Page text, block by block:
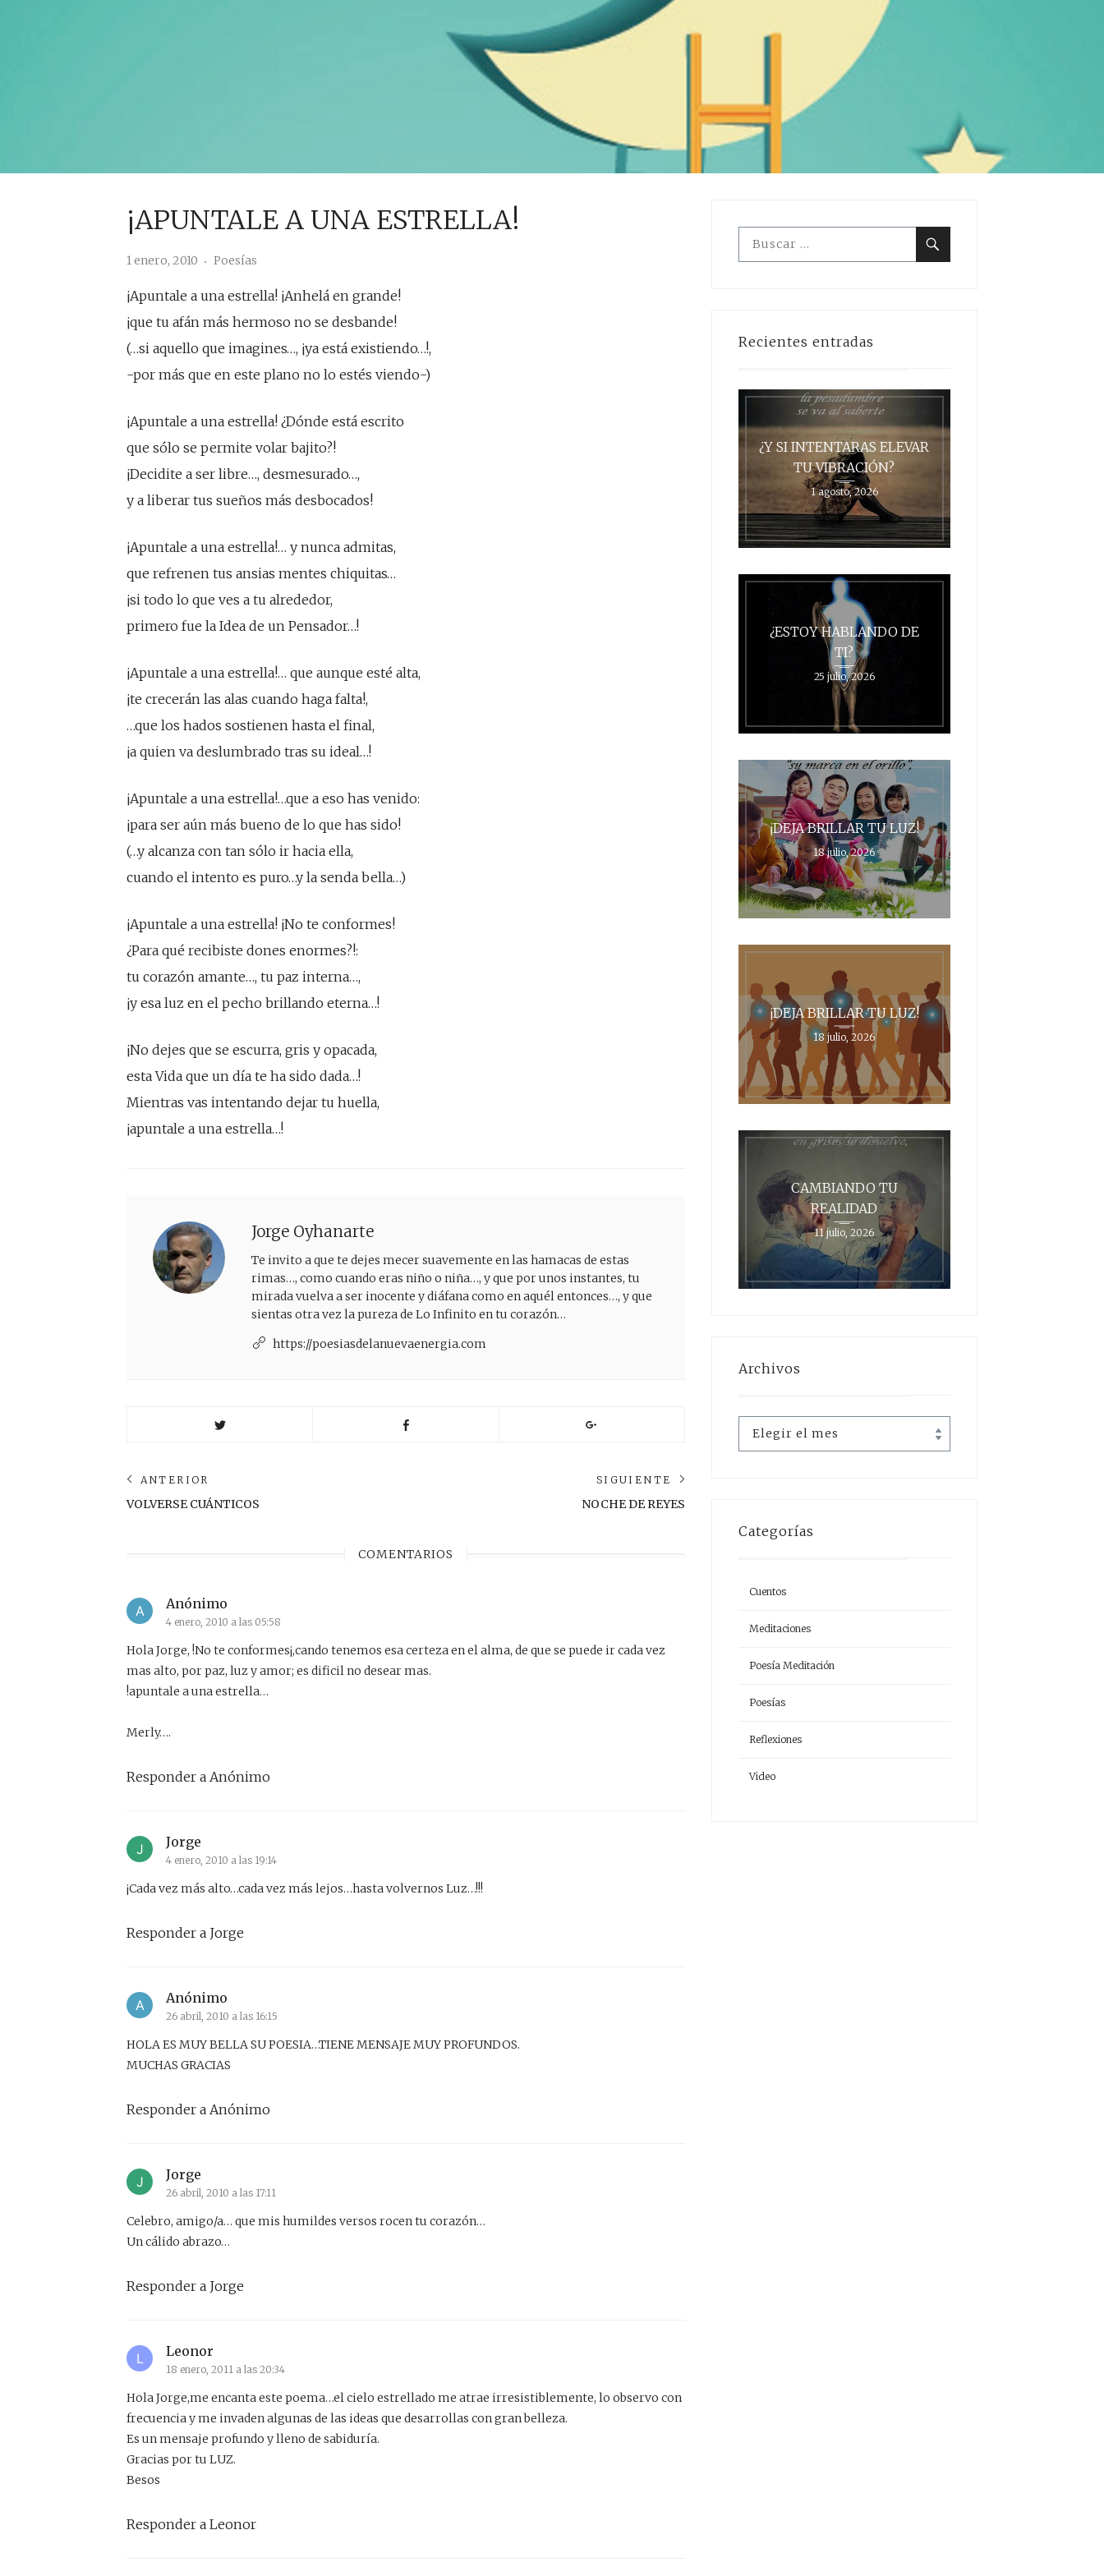
¡APUNTALE A UNA ESTRELLA!
1 enero, 2010 Poesías
¡Apuntale a una estrella! ¡Anhelá en grande!
¡que tu afán más hermoso no se desbande!
(…si aquello que imagines…, ¡ya está existiendo…!,
-por más que en este plano no lo estés viendo-)
¡Apuntale a una estrella! ¿Dónde está escrito
que sólo se permite volar bajito?!
¡Decidite a ser libre…, desmesurado…,
y a liberar tus sueños más desbocados!
¡Apuntale a una estrella!… y nunca admitas,
que refrenen tus ansias mentes chiquitas…
¡si todo lo que ves a tu alrededor,
primero fue la Idea de un Pensador…!
¡Apuntale a una estrella!… que aunque esté alta,
¡te crecerán las alas cuando haga falta!,
…que los hados sostienen hasta el final,
¡a quien va deslumbrado tras su ideal…!
¡Apuntale a una estrella!…que a eso has venido:
¡para ser aún más bueno de lo que has sido!
(…y alcanza con tan sólo ir hacia ella,
cuando el intento es puro…y la senda bella…)
¡Apuntale a una estrella! ¡No te conformes!
¿Para qué recibiste dones enormes?!:
tu corazón amante…, tu paz interna…,
¡y esa luz en el pecho brillando eterna…!
¡No dejes que se escurra, gris y opacada,
esta Vida que un día te ha sido dada…!
Mientras vas intentando dejar tu huella,
¡apuntale a una estrella…!
Jorge Oyhanarte
Te invito a que te dejes mecer suavemente en las hamacas de estas
rimas…, como cuando eras niño o niña…, y que por unos instantes, tu
mirada vuelva a ser inocente y diáfana como en aquél entonces…, y que
sientas otra vez la pureza de Lo Infinito en tu corazón…
https://poesiasdelanuevaenergia.com
Navegación
de
ANTERIOR
Anterior
VOLVERSE CUÁNTICOS
SIGUIENTE
NOCHE DE REYES
COMENTARIOS
Anónimo
4 enero, 2010 a las 05:58
Hola Jorge, !No te conformes¡,cando tenemos esa certeza en el alma, de que se puede ir cada vez
mas alto, por paz, luz y amor; es dificil no desear mas.
!apuntale a una estrella…
Merly….
Responder a Anónimo
Jorge
4 enero, 2010 a las 19:14
¡Cada vez más alto…cada vez más lejos…hasta volvernos Luz…!!!
Responder a Jorge
Anónimo
26 abril, 2010 a las 16:15
HOLA ES MUY BELLA SU POESIA…TIENE MENSAJE MUY PROFUNDOS.
MUCHAS GRACIAS
Responder a Anónimo
Jorge
26 abril, 2010 a las 17:11
Celebro, amigo/a… que mis humildes versos rocen tu corazón…
Un cálido abrazo…
Responder a Jorge
Leonor
18 enero, 2011 a las 20:34
Hola Jorge,me encanta este poema…el cielo estrellado me atrae irresistiblemente, lo observo con
frecuencia y me invaden algunas de las ideas que desarrollas con gran belleza.
Es un mensaje profundo y lleno de sabiduría.
Gracias por tu LUZ.
Besos
Responder a Leonor
Buscar:
Recientes entradas
¿Y SI INTENTARAS ELEVAR
TU VIBRACIÓN?
1 agosto, 2026
¿ESTOY HABLANDO DE
TI?
25 julio, 2026
¡DEJA BRILLAR TU LUZ!
18 julio, 2026
¡DEJA BRILLAR TU LUZ!
18 julio, 2026
CAMBIANDO TU
REALIDAD
11 julio, 2026
Archivos
Archivos
Categorías
Cuentos
Meditaciones
Poesía Meditación
Poesías
Reflexiones
Video